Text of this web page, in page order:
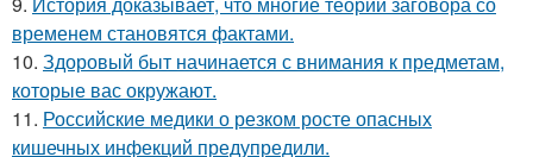
временем становятся фактами.
10. Здоровый быт начинается с внимания к предметам,
которые вас окружают.
11. Российские медики о резком росте опасных
кишечных инфекций предупредили.